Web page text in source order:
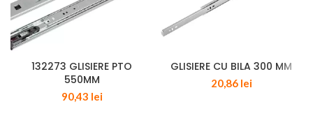
132273 GLISIERE PTO
550MM
90,43 lei
GLISIERE CU BILA 300 MM
20,86 lei